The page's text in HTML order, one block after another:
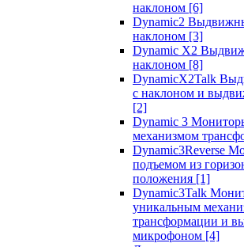
наклоном [6]
Dynamic2
наклоном [3]
Dynamic X2
наклоном [8]
DynamicX2Talk
с наклоном и
[2]
Dynamic 3
механизмом
Dynamic3Reverse
подъемом из
положения [1]
Dynamic3Talk
уникальным
трансформации и
микрофоном [4]